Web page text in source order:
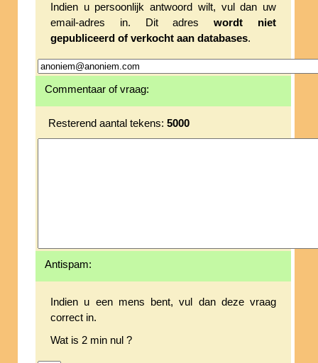
Indien u persoonlijk antwoord wilt, vul dan uw
email-adres in. Dit adreswordt niet
gepubliceerd of verkocht aan databases.
Commentaar of vraag:
Resterend aantal tekens: 5000
Antispam:
Indien u een mens bent, vul dan deze vraag
correct in.
Wat is 2 min nul ?